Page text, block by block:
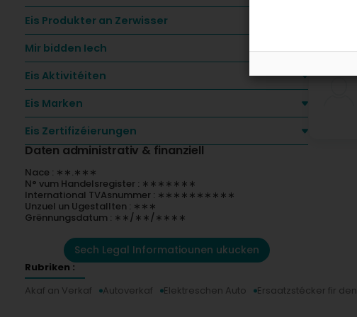
Eis Produkter an Zerwisser
Mir bidden Iech
Eis Aktivitéiten
Eis Marken
Eis Zertifizéierungen
Daten administrativ & finanziell
Nace : ∗∗.∗∗∗
N° vum Handelsregister : ∗∗∗∗∗∗∗
International TVAsnummer : ∗∗∗∗∗∗∗∗∗∗
Unzuel un Ugestallten : ∗∗∗
Grënnungsdatum : ∗∗/∗∗/∗∗∗∗
Sech Legal Informatiounen ukucken
Also
Rubriken :
Akaf an Verkaf
Autoverkaf Elektreschen Auto Ersaatzstécker fir